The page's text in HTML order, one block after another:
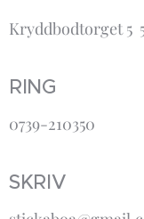
Kryddbodtorget 5
RING
0739-210350
SKRIV